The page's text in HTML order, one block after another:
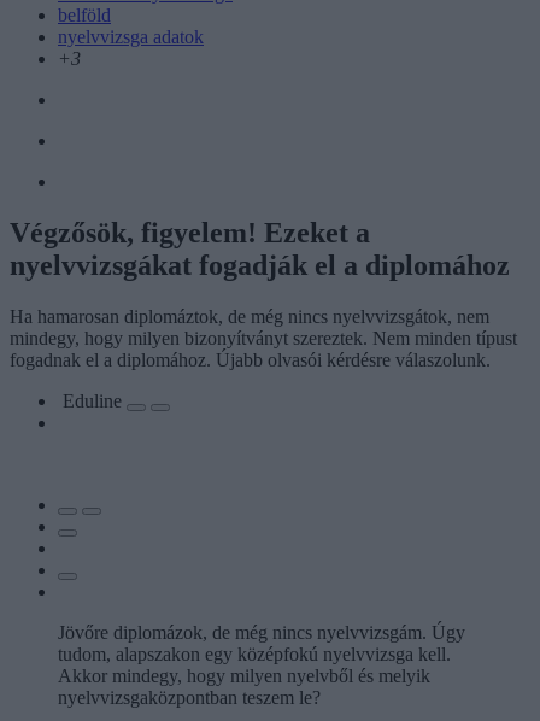
belföld
nyelvvizsga adatok
+3
Végzősök, figyelem! Ezeket a
nyelvvizsgákat fogadják el a diplomához
Ha hamarosan diplomáztok, de még nincs nyelvvizsgátok, nem
mindegy, hogy milyen bizonyítványt szereztek. Nem minden típust
fogadnak el a diplomához. Újabb olvasói kérdésre válaszolunk.
Eduline
Jövőre diplomázok, de még nincs nyelvvizsgám. Úgy
tudom, alapszakon egy középfokú nyelvvizsga kell.
Akkor mindegy, hogy milyen nyelvből és melyik
nyelvvizsgaközpontban teszem le?